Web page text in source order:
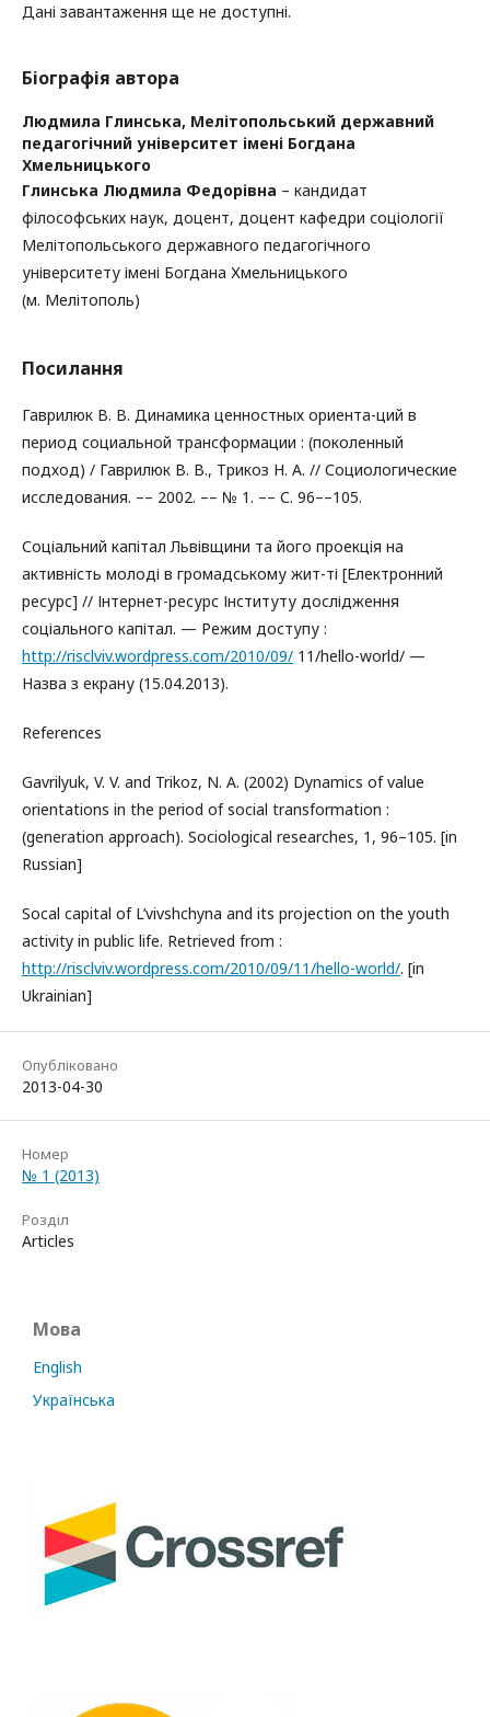
Дані завантаження ще не доступні.
Біографія автора
Людмила Глинська, Мелітопольський державний
педагогічний університет імені Богдана
Хмельницького
Глинська Людмила Федорівна – кандидат
філософських наук, доцент, доцент кафедри соціології
Мелітопольського державного педагогічного
університету імені Богдана Хмельницького
(м. Мелітополь)
Посилання
Гаврилюк В. В. Динамика ценностных ориента-ций в
период социальной трансформации : (поколенный
подход) / Гаврилюк В. В., Трикоз Н. А. // Социологические
исследования. –– 2002. –– № 1. –– С. 96––105.
Соціальний капітал Львівщини та його проекція на
активність молоді в громадському жит-ті [Електронний
ресурс] // Інтернет-ресурс Інституту дослідження
соціального капітал. — Режим доступу :
http://risclviv.wordpress.com/2010/09/ 11/hello-world/ —
Назва з екрану (15.04.2013).
References
Gavrilyuk, V. V. and Trikoz, N. А. (2002) Dynamics of value
orientations in the period of social transformation :
(generation approach). Sociological researches, 1, 96–105. [in
Russian]
Socal capital of L’vivshchyna and its projection on the youth
activity in public life. Retrieved from :
http://risclviv.wordpress.com/2010/09/11/hello-world/. [in
Ukrainian]
Опубліковано
2013-04-30
Номер
№ 1 (2013)
Розділ
Articles
Мова
English
Українська